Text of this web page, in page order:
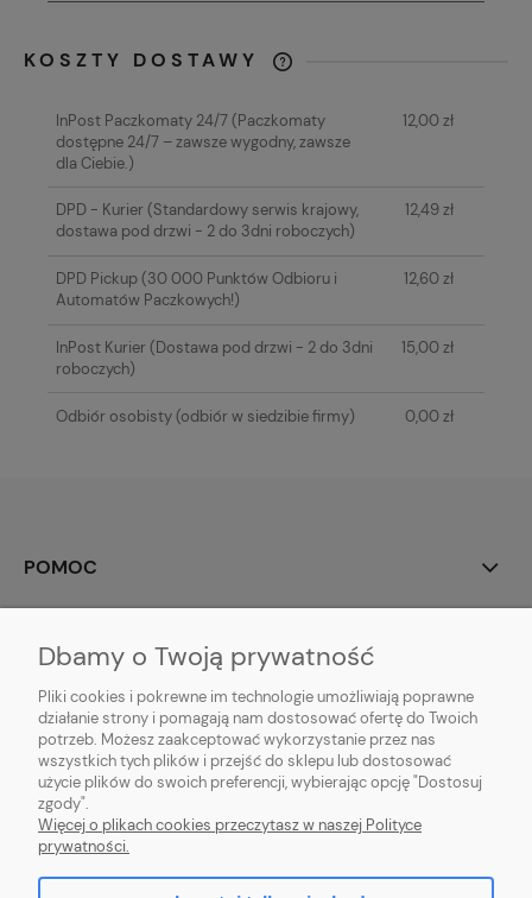
KOSZTY DOSTAWY
KOSZTÓW PŁATNOŚCI
InPost Paczkomaty 24/7(Paczkomaty
dostępne 24/7 – zawsze wygodny, zawsze
dla Ciebie.)
12,00 zł
DPD - Kurier(Standardowy serwis krajowy,
dostawa pod drzwi - 2 do 3dni roboczych)
12,49 zł
DPD Pickup(30 000 Punktów Odbioru i
Automatów Paczkowych!)
12,60 zł
InPost Kurier(Dostawa pod drzwi - 2 do 3dni
roboczych)
15,00 zł
Odbiór osobisty(odbiór w siedzibie firmy) 0,00 zł
POMOC
PŁATNOŚCI I DOSTAWA
INFORMACJE
O NAS
Dbamy o Twoją prywatność
Pliki cookies i pokrewne im technologie umożliwiają poprawne
działanie strony i pomagają nam dostosować ofertę do Twoich
potrzeb. Możesz zaakceptować wykorzystanie przez nas
wszystkich tych plików i przejść do sklepu lub dostosować
użycie plików do swoich preferencji, wybierając opcję "Dostosuj
zgody".
Więcej o plikach cookies przeczytasz w naszej Polityce
prywatności.